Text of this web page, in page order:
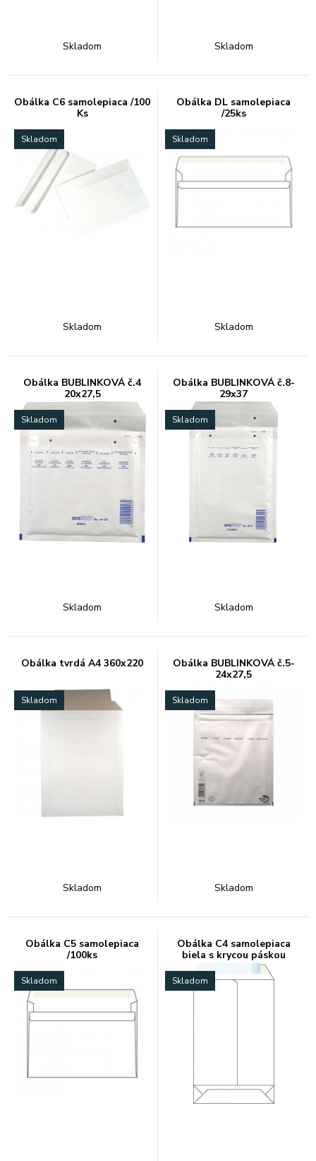
Skladom Skladom
Obálka C6 samolepiaca /100
Ks
Skladom
Skladom
Obálka DL samolepiaca
/25ks
Skladom
Skladom
Obálka BUBLINKOVÁ č.4
20x27,5
Skladom
Skladom
Obálka BUBLINKOVÁ č.8-
29x37
Skladom
Skladom
Obálka tvrdá A4 360x220
Skladom
Skladom
Obálka BUBLINKOVÁ č.5-
24x27,5
Skladom
Skladom
Obálka C5 samolepiaca
/100ks
Skladom
Obálka C4 samolepiaca
biela s krycou páskou
Skladom